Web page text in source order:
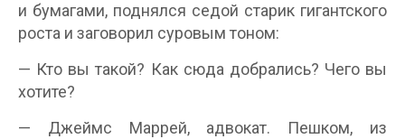
и бумагами, поднялся седой старик гигантского
роста и заговорил суровым тоном:
— Кто вы такой? Как сюда добрались? Чего вы
хотите?
— Джеймс Маррей, адвокат. Пешком, из